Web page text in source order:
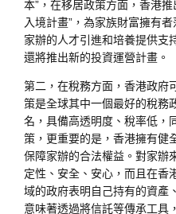
本”，在移居政策方面，香港
入境計畫”，為家族財富擁有
家辦的人才引進和培養提供支
還將推出新的投資運營計畫。
第二，在稅務方面，香港政府
策是全球其中一個最好的稅務
名，具備高透明度、稅率低，
策，更重要的是，香港擁有健
保障家辦的合法權益。對家辦
定性、安全、安心，而且在香
域的政府表明自己持有的資產
意味著透過將信託等傳承工具